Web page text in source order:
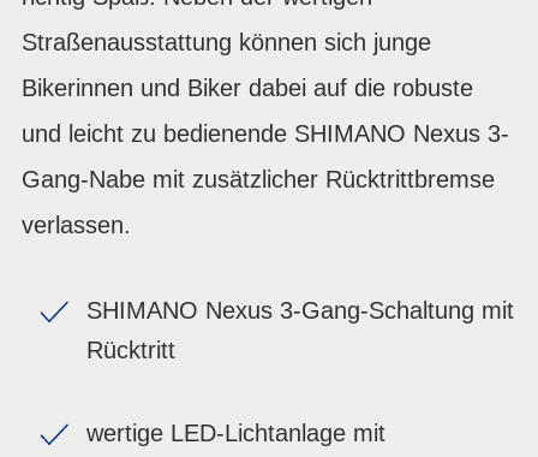
Straßenausstattung können sich junge
Bikerinnen und Biker dabei auf die robuste
und leicht zu bedienende SHIMANO Nexus 3-
Gang-Nabe mit zusätzlicher Rücktrittbremse
verlassen.
SHIMANO Nexus 3-Gang-Schaltung mit
Rücktritt
wertige LED-Lichtanlage mit